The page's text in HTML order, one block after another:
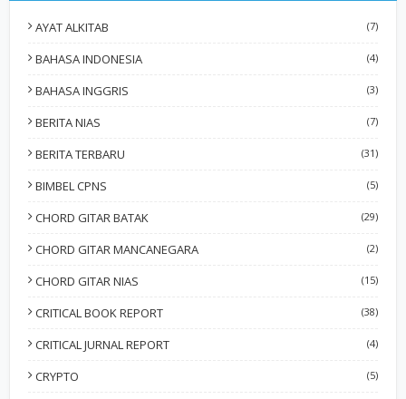
AYAT ALKITAB (7)
BAHASA INDONESIA (4)
BAHASA INGGRIS (3)
BERITA NIAS (7)
BERITA TERBARU (31)
BIMBEL CPNS (5)
CHORD GITAR BATAK (29)
CHORD GITAR MANCANEGARA (2)
CHORD GITAR NIAS (15)
CRITICAL BOOK REPORT (38)
CRITICAL JURNAL REPORT (4)
CRYPTO (5)